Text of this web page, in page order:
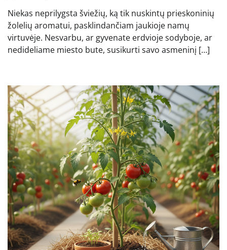
Niekas neprilygsta šviežių, ką tik nuskintų prieskoninių
žolelių aromatui, pasklindančiam jaukioje namų
virtuvėje. Nesvarbu, ar gyvenate erdvioje sodyboje, ar
nedideliame miesto bute, susikurti savo asmeninį […]